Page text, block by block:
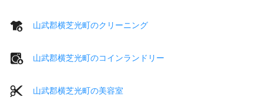
山武郡横芝光町のクリーニング
山武郡横芝光町のコインランドリー
山武郡横芝光町の美容室